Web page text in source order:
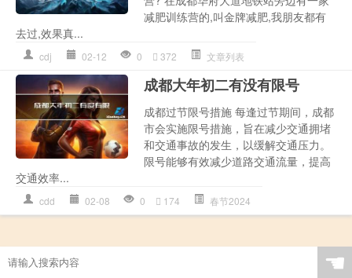
减肥训练营的,叫金牌减肥,我朋友都有
去过,效果真...
cdj 02-12 0 372 文章列表
成都大年初二有没有限号
成都过节限号措施 每逢过节期间，成都
市会实施限号措施，旨在减少交通拥堵
和交通事故的发生，以缓解交通压力。
限号能够有效减少道路交通流量，提高
交通效率...
cdd 02-08 0 174 春节2024
☚